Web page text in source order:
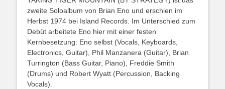
zweite Soloalbum von Brian Eno und erschien im
Herbst 1974 bei Island Records. Im Unterschied zum
Debüt arbeitete Eno hier mit einer festen
Kernbesetzung: Eno selbst (Vocals, Keyboards,
Electronics, Guitar), Phil Manzanera (Guitar), Brian
Turrington (Bass Guitar, Piano), Freddie Smith
(Drums) und Robert Wyatt (Percussion, Backing
Vocals).